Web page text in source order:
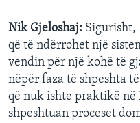
Nik Gjeloshaj: Sigurisht,
që të ndërrohet një
vendin për një kohë të
nëpër faza të shpeshta
që nuk ishte praktikë në
shpeshtuan proceset